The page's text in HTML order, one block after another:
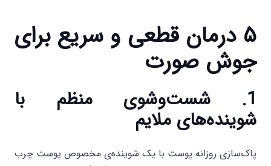
۵ درمان قطعی و سریع برای
جوش صورت
1. شست‌وشوی منظم با
شوینده‌های ملایم
پاک‌سازی روزانه پوست با یک شوینده‌ی مخصوص پوست چرب